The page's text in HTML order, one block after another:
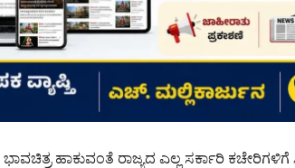
ಹಾಕುವಂತೆ ರಾಜ್ಯದ ಎಲ್ಲ ಸರ್ಕಾರಿ